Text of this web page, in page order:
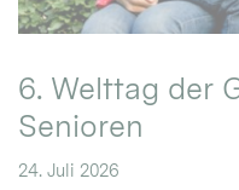
6. Welttag der
Senioren
24. Juli 2026